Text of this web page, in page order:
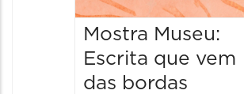
Mostra Museu:
Escrita que vem
das bordas